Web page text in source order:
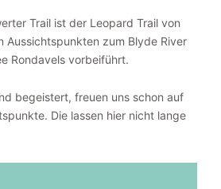
Trail ist der Leopard Trail von
Aussichtspunkten zum Blyde River
Rondavels vorbeiführt.
begeistert, freuen uns schon auf
Die lassen hier nicht lange